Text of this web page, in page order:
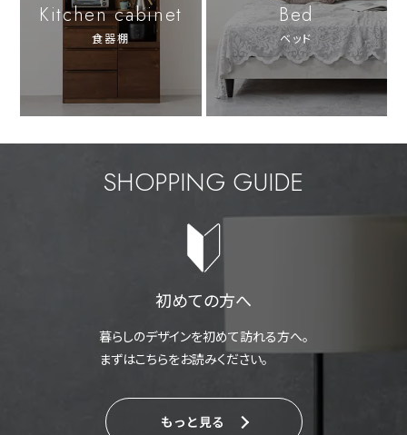
Kitchen cabinet
食器棚
Bed
ベッド
SHOPPING GUIDE
初めての方へ
暮らしのデザインを初めて訪れる方へ。
まずはこちらをお読みください。
もっと見る